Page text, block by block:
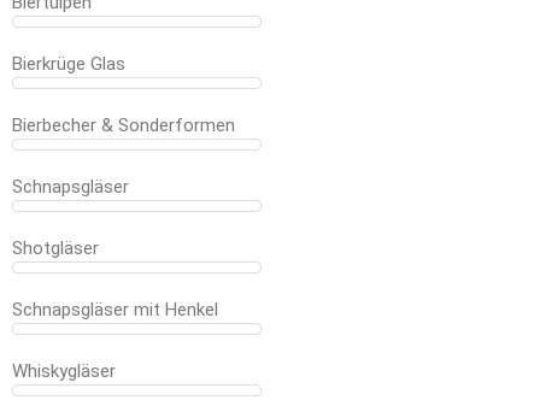
Bierkrüge Glas
Bierbecher & Sonderformen
Schnapsgläser
Shotgläser
Schnapsgläser mit Henkel
Whiskygläser